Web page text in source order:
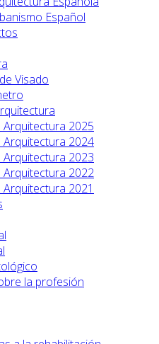
Español
Visado
Arquitectura 2025
Arquitectura 2024
Arquitectura 2023
Arquitectura 2022
Arquitectura 2021
la profesión